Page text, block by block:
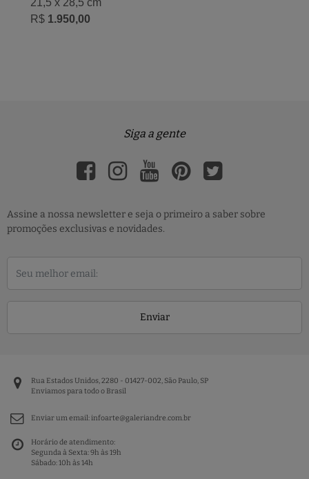
21,5 x 28,5 cm
R$ 1.950,00
Siga a gente
Assine a nossa newsletter e seja o primeiro a saber sobre
promoções exclusivas e novidades.
Enviar
Rua Estados Unidos, 2280 - 01427-002, São Paulo, SP
Enviamos para todo o Brasil
Enviar um email:infoarte@galeriandre.com.br
Horário de atendimento:
Segunda à Sexta: 9h às 19h
Sábado: 10h às 14h